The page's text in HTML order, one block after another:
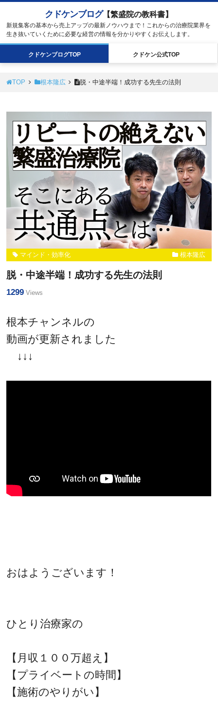
クドケンブログ【繁盛院の教科書】
新規集客の基本から売上アップの最新ノウハウまで！これからの治療院業界を
生き抜いていくために必要な経営の情報を分かりやすくお伝えします。
クドケンブログTOP クドケン公式TOP
TOP 根本隆広 脱・中途半端！成功する先生の法則
マインド・効率化 根本隆広
脱・中途半端！成功する先生の法則
1299 Views
根本チャンネルの
動画が更新されました
↓↓↓
おはようございます！
ひとり治療家の
【月収１００万超え】
【プライベートの時間】
【施術のやりがい】